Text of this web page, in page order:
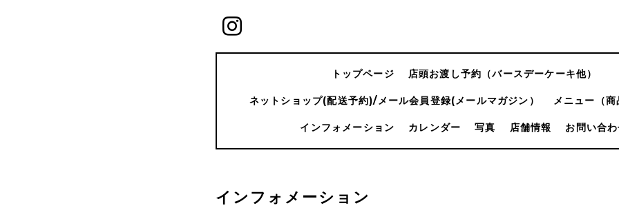
トップページ 店頭お渡し予約（バースデーケーキ他）
ネットショップ(配送予約)/メール会員登録(メールマガジン） メニュー（
インフォメーション カレンダー 写真 店舗情報 お問い合
インフォメーション